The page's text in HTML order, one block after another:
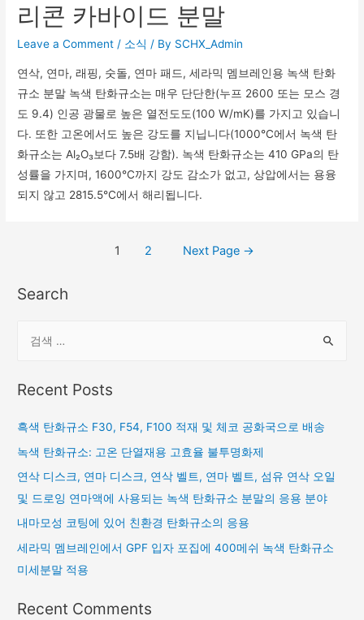
리콘 카바이드 분말
Leave a Comment / 소식 / By SCHX_Admin
연삭, 연마, 래핑, 숫돌, 연마 패드, 세라믹 멤브레인용 녹색 탄화
규소 분말 녹색 탄화규소는 매우 단단한(누프 2600 또는 모스 경
도 9.4) 인공 광물로 높은 열전도도(100 W/mK)를 가지고 있습니
다. 또한 고온에서도 높은 강도를 지닙니다(1000°C에서 녹색 탄
화규소는 Al₂O₃보다 7.5배 강함). 녹색 탄화규소는 410 GPa의 탄
성률을 가지며, 1600°C까지 강도 감소가 없고, 상압에서는 용융
되지 않고 2815.5°C에서 해리됩니다.
1 2 Next Page →
Search
Recent Posts
흑색 탄화규소 F30, F54, F100 적재 및 체코 공화국으로 배송
녹색 탄화규소: 고온 단열재용 고효율 불투명화제
연삭 디스크, 연마 디스크, 연삭 벨트, 연마 벨트, 섬유 연삭 오일
및 드로잉 연마액에 사용되는 녹색 탄화규소 분말의 응용 분야
내마모성 코팅에 있어 친환경 탄화규소의 응용
세라믹 멤브레인에서 GPF 입자 포집에 400메쉬 녹색 탄화규소
미세분말 적용
Recent Comments